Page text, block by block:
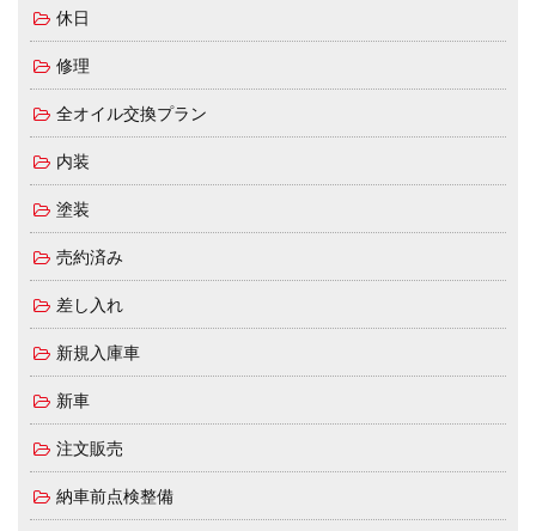
休日
修理
全オイル交換プラン
内装
塗装
売約済み
差し入れ
新規入庫車
新車
注文販売
納車前点検整備